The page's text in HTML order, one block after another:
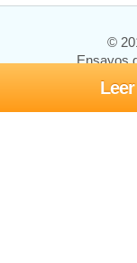
©
Ensayos